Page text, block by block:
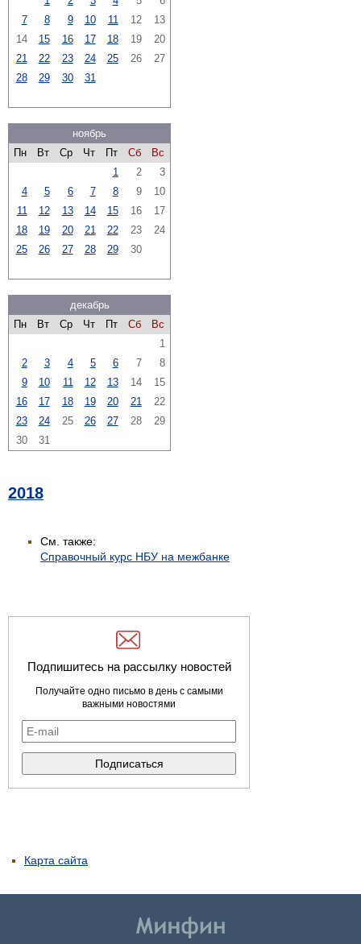
7
8 9 10 11 12
13
14
15 16 17 18 19
20
21
22 23 24 25 26
27
28
29 30 31
ноябрь
Пн
Вт Ср Чт Пт Сб
Вс
1
2
3
4
5 6 7 8 9
10
11
12 13 14 15 16
17
18
19 20 21 22 23
24
25
26 27 28 29 30
декабрь
Пн
Вт Ср Чт Пт Сб
Вс
1
2
3 4 5 6 7
8
9
10 11 12 13 14
15
16
17 18 19 20 21
22
23
24 25 26 27 28
29
30
31
2018
См. также:
Справочный курс НБУ на межбанке
Подпишитесь на рассылку новостей
Получайте одно письмо в день с самыми
важными новостями
Карта сайта